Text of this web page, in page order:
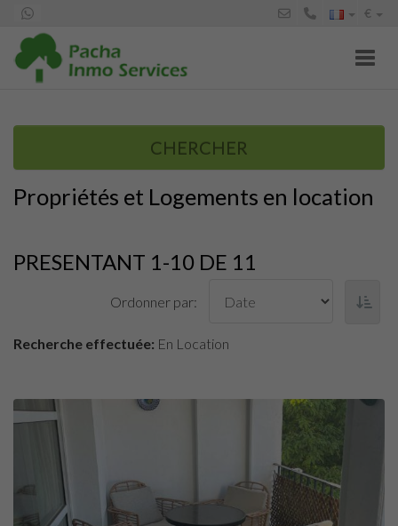
€
CHERCHER
Propriétés et Logements en location
PRESENTANT 1-10 DE 11
Ordonner par:
Recherche effectuée: En Location